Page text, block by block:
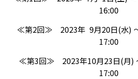
16:00
≪第2回≫ 2023年 9月20日(水)
17:00
≪第3回≫ 2023年10月23日(月)
17:00